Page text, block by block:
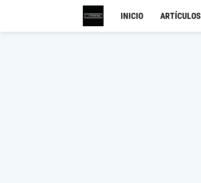
INICIO ARTÍCULOS